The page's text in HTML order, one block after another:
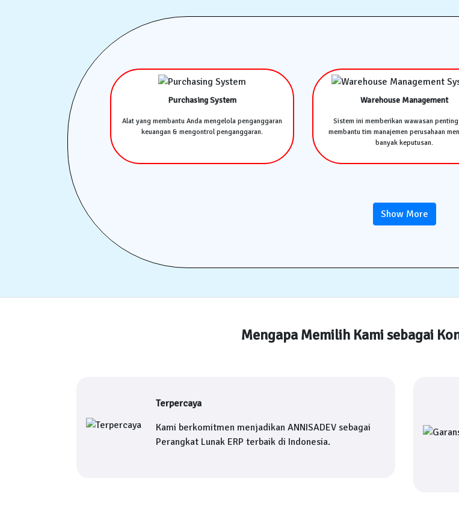
Purchasing System
Alat yang membantu Anda mengelola penganggaran
keuangan & mengontrol penganggaran.
Warehouse Management
Sistem ini memberikan wawasan
membantu tim manajemen perusahaan
banyak keputusan.
Show More
Mengapa Memilih Kami sebagai
Terpercaya
Kami berkomitmen menjadikan ANNISADEV sebagai
Perangkat Lunak ERP terbaik di Indonesia.